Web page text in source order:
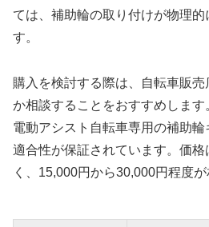
ては、補助輪の取り付けが物理的
す。
購入を検討する際は、自転車販
か相談することをおすすめします
電動アシスト自転車専用の補助輪
適合性が保証されています。価
く、15,000円から30,000円程度が